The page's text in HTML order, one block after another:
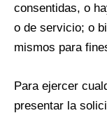
consentidas, o
o de servicio; o
mismos para
Para ejercer
presentar la